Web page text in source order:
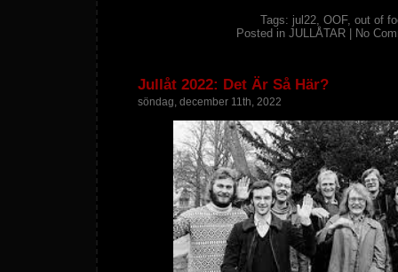
Tags: jul22, OOF, out of
Posted in JULLÅTAR No
Jullåt 2022: Det Är Så Här?
söndag, december 11th, 2022